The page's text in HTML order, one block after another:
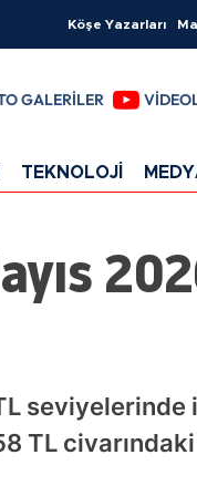
Köşe Yazarları
GALERİLER
TEKNOLOJİ
seviyelerinde
TL